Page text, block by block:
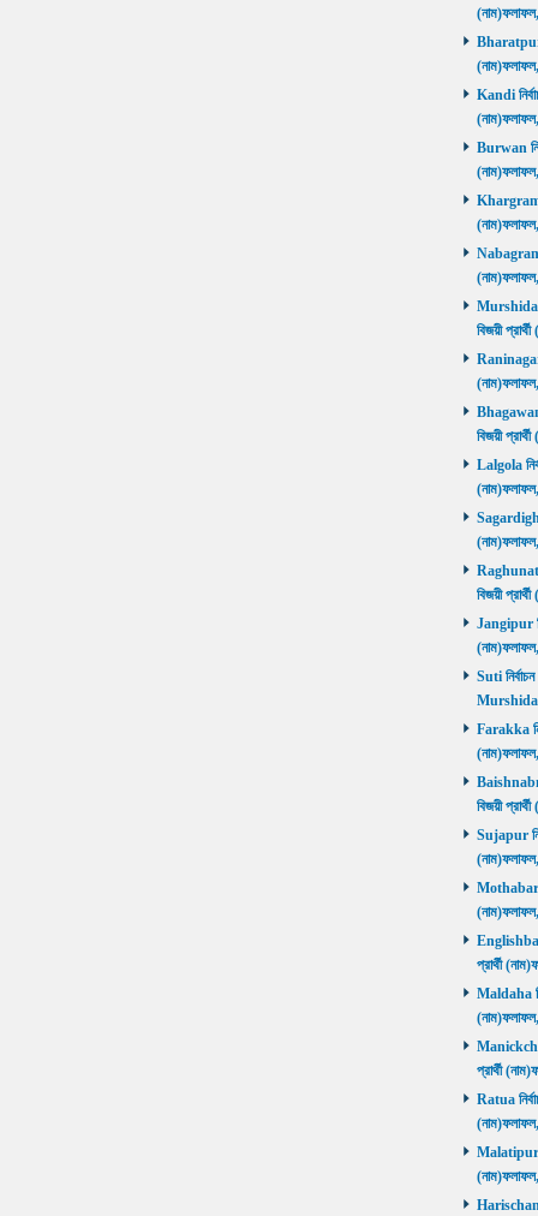
Bharatpur
Kandi
Burwan
Khargram
Nabagram
বিজয়ী
Raninagar
বিজয়ী
Lalgola
Sagardighi
বিজয়ী
Jangipur
Suti
Farakka
বিজয়ী
Sujapur
Mothabari
প্রার্থী
Maldaha
প্রার্থী
Ratua
Malatipur